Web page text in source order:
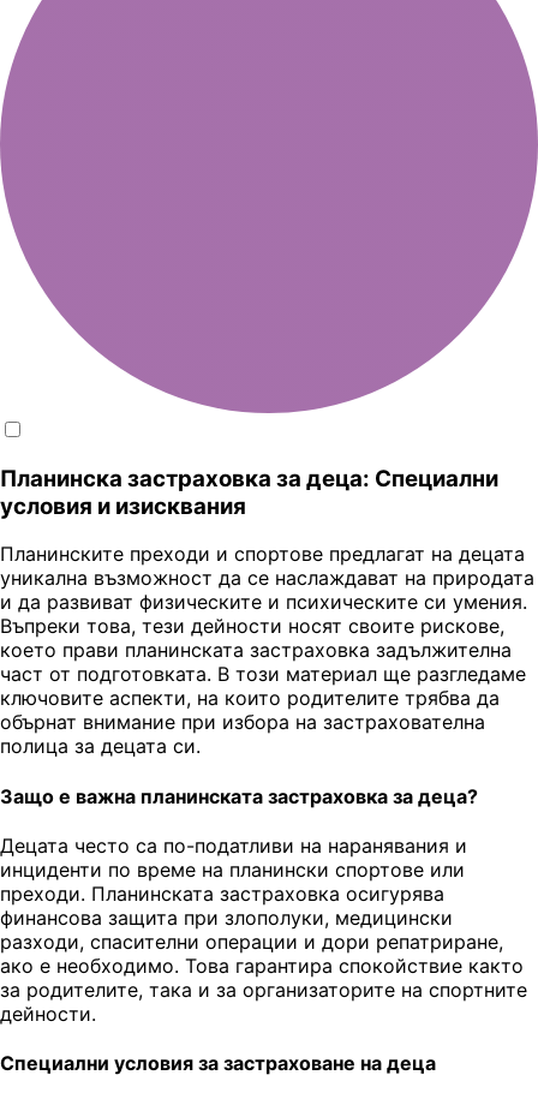
Планинска застраховка за деца: Специални
условия и изисквания
Планинските преходи и спортове предлагат на децата
уникална възможност да се наслаждават на природата
и да развиват физическите и психическите си умения.
Въпреки това, тези дейности носят своите рискове,
което прави планинската застраховка задължителна
част от подготовката. В този материал ще разгледаме
ключовите аспекти, на които родителите трябва да
обърнат внимание при избора на застрахователна
полица за децата си.
Защо е важна планинската застраховка за деца?
Децата често са по-податливи на наранявания и
инциденти по време на планински спортове или
преходи. Планинската застраховка осигурява
финансова защита при злополуки, медицински
разходи, спасителни операции и дори репатриране,
ако е необходимо. Това гарантира спокойствие както
за родителите, така и за организаторите на спортните
дейности.
Специални условия за застраховане на деца